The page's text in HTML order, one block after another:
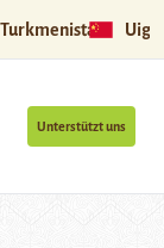
Turkmenistan
Unterstützt uns